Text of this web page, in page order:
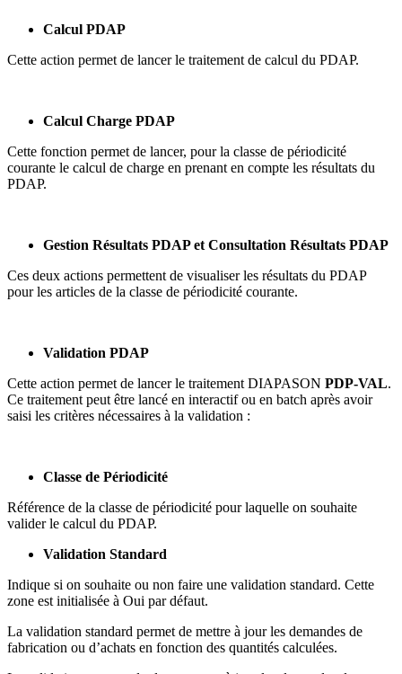
Calcul PDAP
Cette action permet de lancer le traitement de calcul du PDAP.
Calcul Charge PDAP
Cette fonction permet de lancer, pour la classe de périodicité
courante le calcul de charge en prenant en compte les résultats du
PDAP.
Gestion Résultats PDAP et Consultation Résultats PDAP
Ces deux actions permettent de visualiser les résultats du PDAP
pour les articles de la classe de périodicité courante.
Validation PDAP
Cette action permet de lancer le traitement DIAPASON PDP-VAL.
Ce traitement peut être lancé en interactif ou en batch après avoir
saisi les critères nécessaires à la validation :
Classe de Périodicité
Référence de la classe de périodicité pour laquelle on souhaite
valider le calcul du PDAP.
Validation Standard
Indique si on souhaite ou non faire une validation standard. Cette
zone est initialisée à Oui par défaut.
La validation standard permet de mettre à jour les demandes de
fabrication ou d’achats en fonction des quantités calculées.